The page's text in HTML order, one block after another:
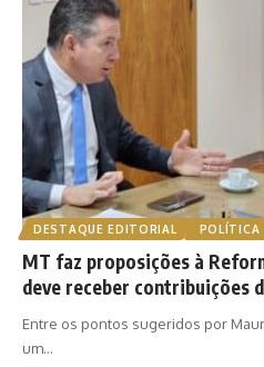
DESTAQUE EDITORIAL POLÍTICA
MT faz proposições à
deve receber contribuições
Entre os pontos sugeridos por
um…